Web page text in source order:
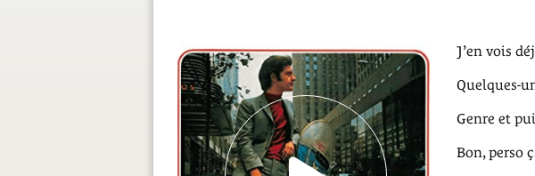
J’en vois
Quelques-
Genre et
Bon, perso